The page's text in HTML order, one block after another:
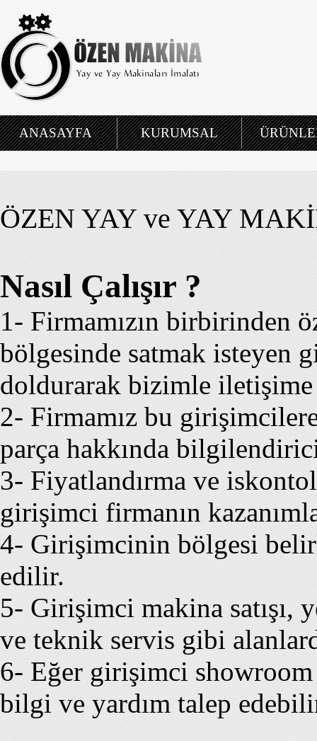
ANASAYFA KURUMSAL
ÖZEN YAY ve YAY
Nasıl Çalışır ?
1- Firmamızın birbirinden
bölgesinde satmak isteyen
doldurarak bizimle iletişime
2- Firmamız bu
parça hakkında
3- Fiyatlandırma ve
girişimci firmanın
4- Girişimcinin bölgesi
edilir.
5- Girişimci makina satışı,
ve teknik servis gibi
6- Eğer girişimci
bilgi ve yardım talep